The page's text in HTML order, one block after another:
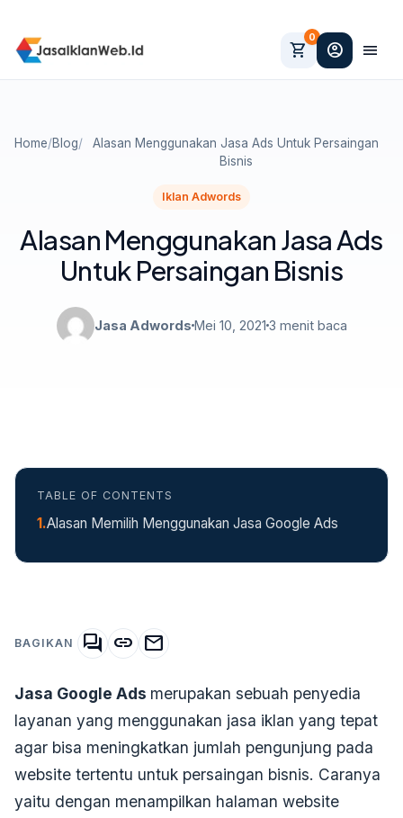
shopping_cart
0
account_circle menu
Home/Blog/
Alasan Menggunakan Jasa Ads Untuk Persaingan
Bisnis
Iklan Adwords
Alasan Menggunakan Jasa Ads
Untuk Persaingan Bisnis
Jasa Adwords Mei 10, 2021 3 menit baca
TABLE OF CONTENTS
Alasan Memilih Menggunakan Jasa Google Ads
BAGIKAN forum link mail
Jasa Google Ads merupakan sebuah penyedia
layanan yang menggunakan jasa iklan yang tepat
agar bisa meningkatkan jumlah pengunjung pada
website tertentu untuk persaingan bisnis. Caranya
yaitu dengan menampilkan halaman website